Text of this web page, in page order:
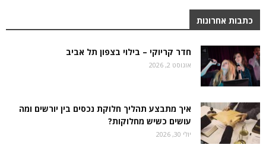
כתבות אחרונות
חדר קריוקי – בילוי בצפון תל אביב
אוגוסט 2, 2026
איך מתבצע תהליך חלוקת נכסים בין יורשים ומה
עושים כשיש מחלוקות?
יולי 30, 2026